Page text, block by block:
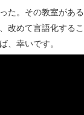
た。その教室がある
改めて言語化するこ
、幸いです。